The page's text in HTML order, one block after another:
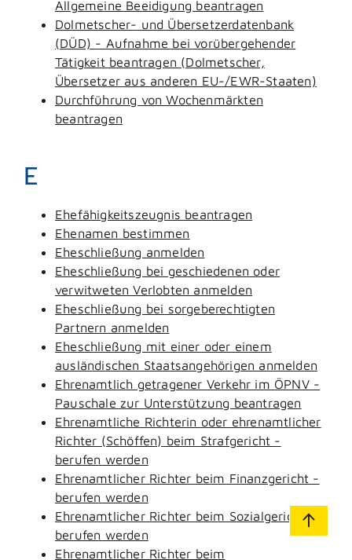
Allgemeine Beeidigung beantragen
Dolmetscher- und Übersetzerdatenbank
(DÜD) - Aufnahme bei vorübergehender
Tätigkeit beantragen (Dolmetscher,
Übersetzer aus anderen EU-/EWR-Staaten)
Durchführung von Wochenmärkten
beantragen
E
Ehefähigkeitszeugnis beantragen
Ehenamen bestimmen
Eheschließung anmelden
Eheschließung bei geschiedenen oder
verwitweten Verlobten anmelden
Eheschließung bei sorgeberechtigten
Partnern anmelden
Eheschließung mit einer oder einem
ausländischen Staatsangehörigen anmelden
Ehrenamtlich getragener Verkehr im ÖPNV -
Pauschale zur Unterstützung beantragen
Ehrenamtliche Richterin oder ehrenamtlicher
Richter (Schöffen) beim Strafgericht -
berufen werden
Ehrenamtlicher Richter beim Finanzgericht -
berufen werden
Ehrenamtlicher Richter beim Sozialgericht -
berufen werden
Ehrenamtlicher Richter beim